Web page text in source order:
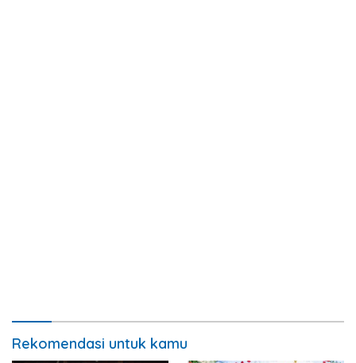
Rekomendasi untuk kamu